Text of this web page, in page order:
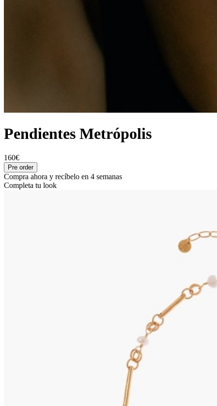
Pendientes Metrópolis
160€
Pre order
Compra ahora y recíbelo en 4 semanas
Completa tu look